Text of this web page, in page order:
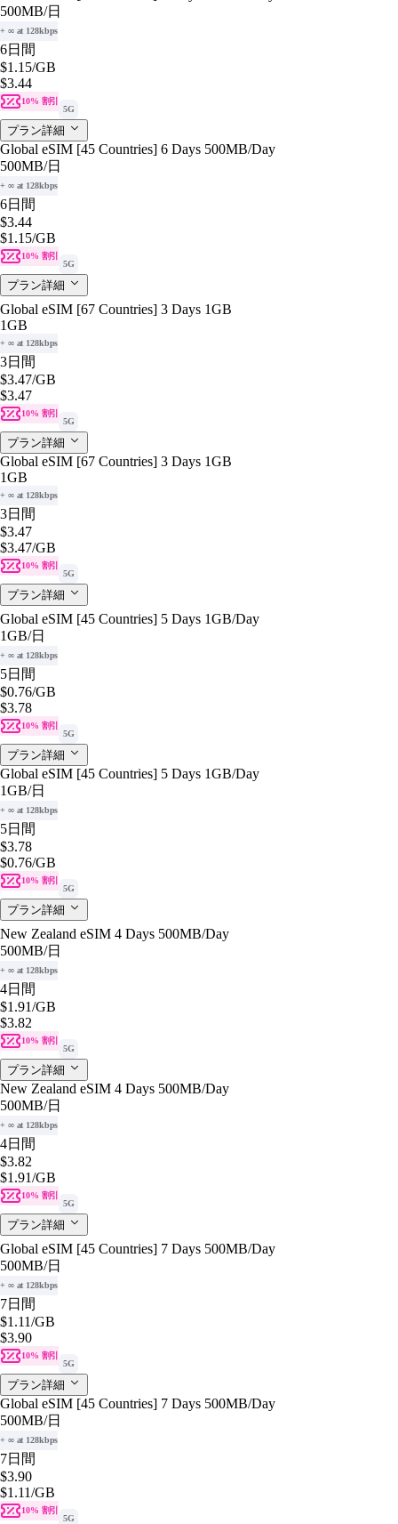
500MB/日
+ ∞ at 128kbps
6日間
$1.15/GB
$3.44
10% 割引
5G
プラン詳細
Global eSIM [45 Countries] 6 Days 500MB/Day
500MB/日
+ ∞ at 128kbps
6日間
$3.44
$1.15/GB
10% 割引
5G
プラン詳細
Global eSIM [67 Countries] 3 Days 1GB
1GB
+ ∞ at 128kbps
3日間
$3.47/GB
$3.47
10% 割引
5G
プラン詳細
Global eSIM [67 Countries] 3 Days 1GB
1GB
+ ∞ at 128kbps
3日間
$3.47
$3.47/GB
10% 割引
5G
プラン詳細
Global eSIM [45 Countries] 5 Days 1GB/Day
1GB/日
+ ∞ at 128kbps
5日間
$0.76/GB
$3.78
10% 割引
5G
プラン詳細
Global eSIM [45 Countries] 5 Days 1GB/Day
1GB/日
+ ∞ at 128kbps
5日間
$3.78
$0.76/GB
10% 割引
5G
プラン詳細
New Zealand eSIM 4 Days 500MB/Day
500MB/日
+ ∞ at 128kbps
4日間
$1.91/GB
$3.82
10% 割引
5G
プラン詳細
New Zealand eSIM 4 Days 500MB/Day
500MB/日
+ ∞ at 128kbps
4日間
$3.82
$1.91/GB
10% 割引
5G
プラン詳細
Global eSIM [45 Countries] 7 Days 500MB/Day
500MB/日
+ ∞ at 128kbps
7日間
$1.11/GB
$3.90
10% 割引
5G
プラン詳細
Global eSIM [45 Countries] 7 Days 500MB/Day
500MB/日
+ ∞ at 128kbps
7日間
$3.90
$1.11/GB
10% 割引
5G